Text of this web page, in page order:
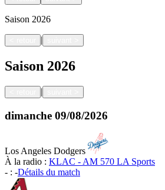
Saison 2026
|
Saison 2026
|
dimanche 09/08/2026
Los Angeles Dodgers
À la radio : KLAC - AM 570 LA Sports
- : -Détails du match